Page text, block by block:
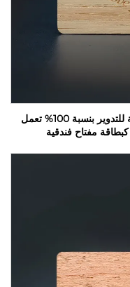
تحكم بالوصول ببطاقة RFID خشبية قابلة للتدوير بنسبة 100% تعمل